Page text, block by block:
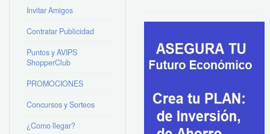
Invitar Amigos
Contratar Publicidad
Puntos y AVIPS
ShopperClub
PROMOCIONES
Concursos y Sorteos
¿Como llegar?